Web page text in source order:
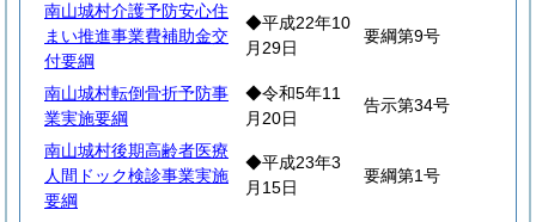
南山城村介護予防安心住
まい推進事業費補助金交
付要綱
◆平成22年10
月29日
要綱第9号
南山城村転倒骨折予防事
業実施要綱
◆令和5年11
月20日
告示第34号
南山城村後期高齢者医療
人間ドック検診事業実施
要綱
◆平成23年3
月15日
要綱第1号